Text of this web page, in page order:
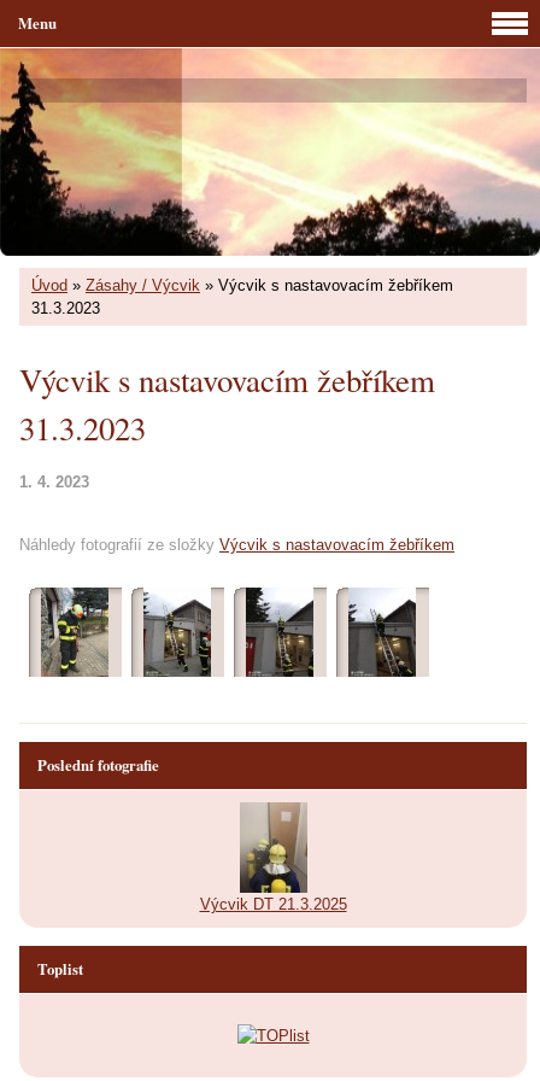
Úvod » Zásahy / Výcvik » Výcvik s nastavovacím žebříkem
31.3.2023
Výcvik s nastavovacím žebříkem
31.3.2023
1. 4. 2023
Náhledy fotografií ze složky Výcvik s nastavovacím žebříkem
Menu
Poslední fotografie
Výcvik DT 21.3.2025
Toplist